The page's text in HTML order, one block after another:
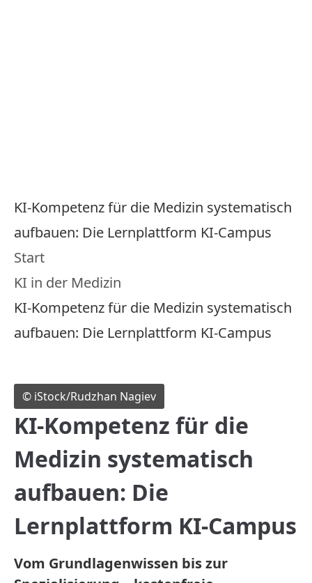
KI-Kompetenz für die Medizin systematisch
aufbauen: Die Lernplattform KI-Campus
Start
KI in der Medizin
KI-Kompetenz für die Medizin systematisch
aufbauen: Die Lernplattform KI-Campus
© iStock/Rudzhan Nagiev
KI-Kompetenz für die
Medizin systematisch
aufbauen: Die
Lernplattform KI-Campus
Vom Grundlagenwissen bis zur